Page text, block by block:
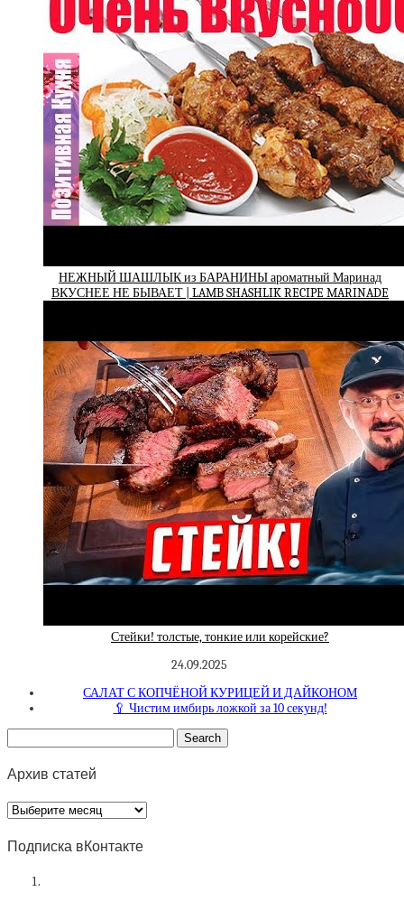
НЕЖНЫЙ ШАШЛЫК из БАРАНИНЫ ароматный Маринад
ВКУСНЕЕ НЕ БЫВАЕТ | LAMB SHASHLIK RECIPE MARINADE
Стейки! толстые, тонкие или корейские?
24.09.2025
САЛАТ С КОПЧЁНОЙ КУРИЦЕЙ И ДАЙКОНОМ
🥄 Чистим имбирь ложкой за 10 секунд!
Архив статей
Архив
статей
Подписка вКонтакте